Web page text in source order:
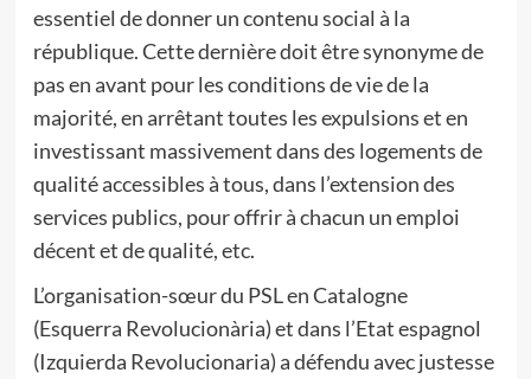
essentiel de donner un contenu social à la
république. Cette dernière doit être synonyme de
pas en avant pour les conditions de vie de la
majorité, en arrêtant toutes les expulsions et en
investissant massivement dans des logements de
qualité accessibles à tous, dans l’extension des
services publics, pour offrir à chacun un emploi
décent et de qualité, etc.
L’organisation-sœur du PSL en Catalogne
(Esquerra Revolucionària) et dans l’Etat espagnol
(Izquierda Revolucionaria) a défendu avec justesse